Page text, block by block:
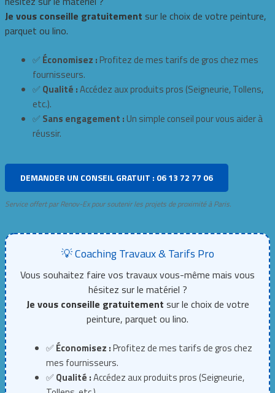
Je vous conseille gratuitement sur le choix de votre peinture,
parquet ou lino.
✅ Économisez : Profitez de mes tarifs de gros chez mes
fournisseurs.
✅ Qualité :Accédez aux produits pros (Seigneurie, Tollens,
etc.).
✅ Sans engagement : Un simple conseil pour vous aider à
réussir.
DEMANDER UN CONSEIL GRATUIT : 06 13 72 77 06
Service offert par Renov-Ex pour soutenir les projets de proximité à Paris.
💡 Coaching Travaux & Tarifs Pro
Vous souhaitez faire vos travaux vous-même mais vous
hésitez sur le matériel ?
Je vous conseille gratuitement sur le choix de votre
peinture, parquet ou lino.
✅Économisez :Profitez de mes tarifs de gros chez
mes fournisseurs.
✅Qualité :Accédez aux produits pros (Seigneurie,